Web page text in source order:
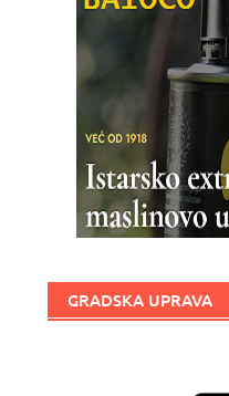
GRADSKA UPRAVA